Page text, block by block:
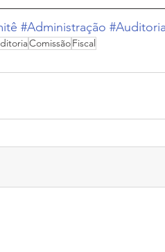
#Administração #Auditoria
ComissãoFiscal